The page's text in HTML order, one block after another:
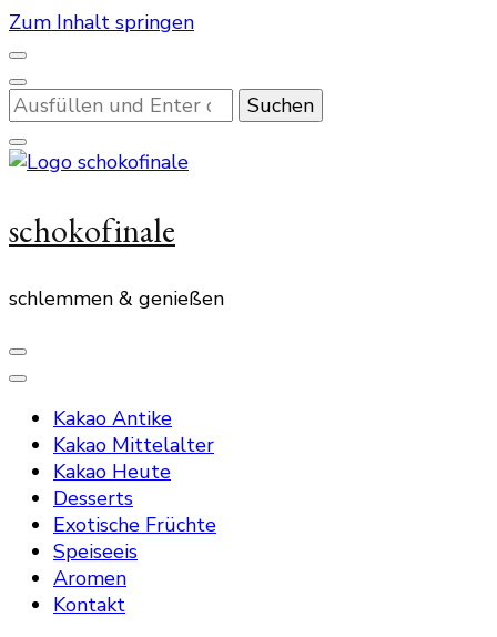
Zum Inhalt springen
Suchst
du
nach
etwas?
schokofinale
schlemmen & genießen
Kakao Antike
Kakao Mittelalter
Kakao Heute
Desserts
Exotische Früchte
Speiseeis
Aromen
Kontakt